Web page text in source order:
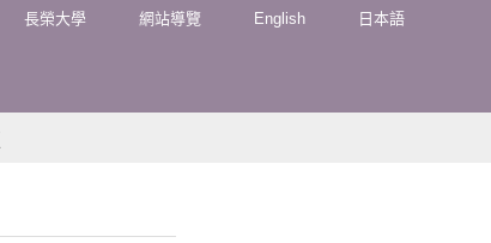
長榮大學 網站導覽 English 日本語